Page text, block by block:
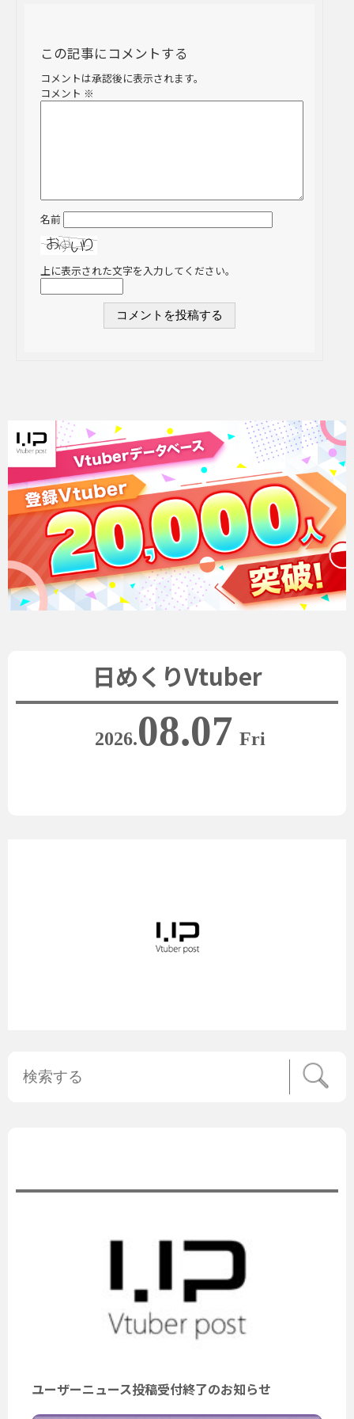
この記事にコメントする
コメントは承認後に表示されます。
コメント ※
名前
上に表示された文字を入力してください。
日めくりVtuber
2026.08.07 Fri
ユーザーニュース投稿受付終了のお知らせ